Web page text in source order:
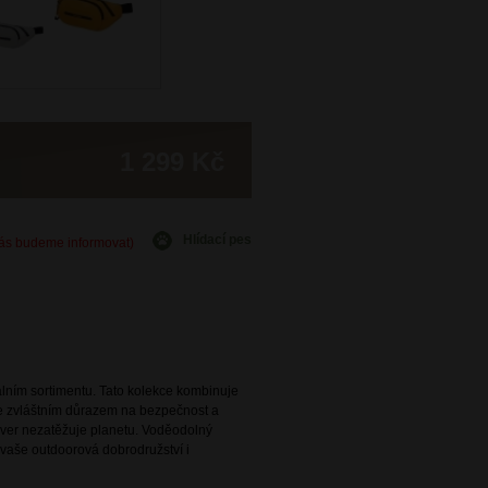
budeme informovat)
sortimentu. Tato kolekce kombinuje
důrazem na bezpečnost a
nezatěžuje planetu. Voděodolný
outdoorová dobrodružství i